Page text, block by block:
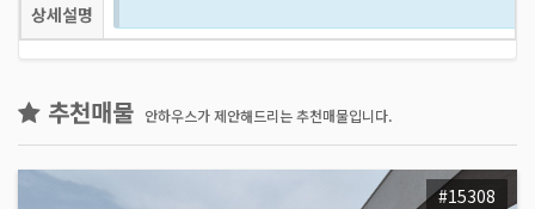
상세설명
추천매물 안하우스가 제안해드리는 추천매물입니다.
#15308